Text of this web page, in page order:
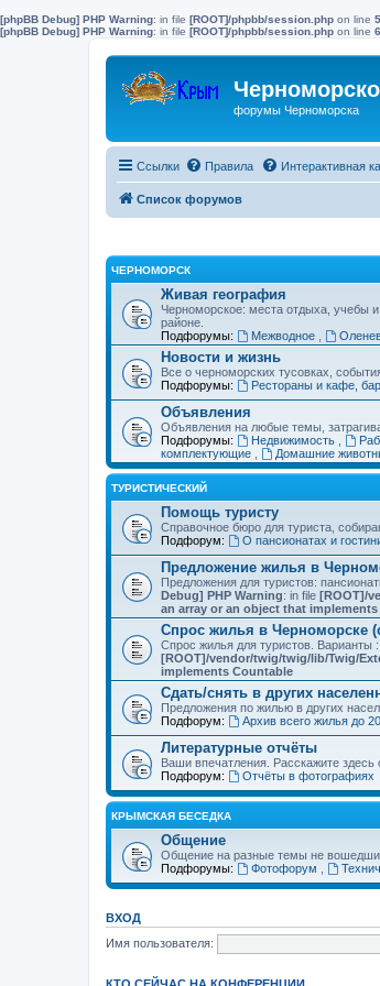
[phpBB Debug] PHP Warning: in file [ROOT]/phpbb/session.php on line
[phpBB Debug] PHP Warning: in file [ROOT]/phpbb/session.php on line
форумы Черноморска
Ссылки Правила Интерактивная
Список форумов
ЧЕРНОМОРСК
Живая география
Черноморское: места отдыха, учебы
районе.
Подфорумы:
Межводное
Новости и жизнь
Все о черноморских тусовках,
Подфорумы:
Рестораны и кафе,
Объявления
Объявления на любые темы,
Подфорумы:
Недвижимость
комплектующие
Домашние
ТУРИСТИЧЕСКИЙ
Помощь туристу
Справочное бюро для туриста,
Подфорум:
О пансионатах и
Предложение жилья в
Предложения для туристов:
Debug] PHP Warning: in file [ROOT]/
an array or an object that
Спрос жилья в Черноморске
Спрос жилья для туристов. Варианты
[ROOT]/vendor/twig/twig/lib/Twig/
implements Countable
Сдать/снять в других
Предложения по жилью в других
Подфорум:
Архив всего жилья до
Литературные отчёты
Ваши впечатления. Расскажите
Подфорум:
Отчёты в фотографиях
КРЫМСКАЯ БЕСЕДКА
Общение
Общение на разные темы не
Подфорумы:
Фотофорум
ВХОД
Имя пользователя: